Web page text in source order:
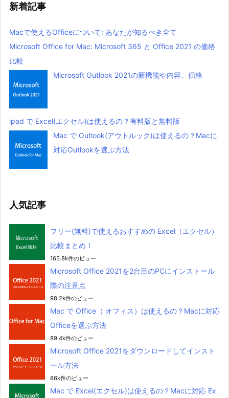
新着記事
Macで使えるOfficeについて: あなたが知るべき全て
Microsoft Office for Mac: Microsoft 365 と Office 2021 の価格
比較
Microsoft Outlook 2021の新機能や内容、価格
ipad で Excel(エクセル)は使えるの？有料版と無料版
Mac で Outlook(アウトルック)は使えるの？Macに
対応Outlookを選ぶ方法
人気記事
フリー(無料)で使えるおすすめの Excel（エクセル）
比較まとめ！
165.8k件のビュー
Microsoft Office 2021を2台目のPCにインストール
際の注意点
98.2k件のビュー
Mac で Office（ オフィス）は使えるの？Macに対応
Officeを選ぶ方法
89.4k件のビュー
Microsoft Office 2021をダウンロードしてインスト
ール方法
86k件のビュー
Mac で Excel(エクセル)は使えるの？Macに対応 Ex